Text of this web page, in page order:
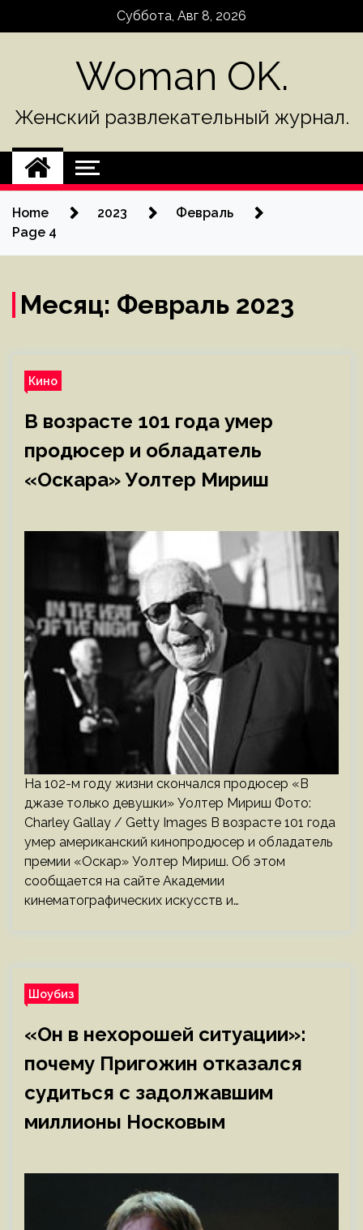
Суббота, Авг 8, 2026
Woman OK.
Женский развлекательный журнал.
Home 2023
Февраль
Page 4
Месяц: Февраль 2023
Кино
В возрасте 101 года умер
продюсер и обладатель
«Оскара» Уолтер Мириш
На 102-м году жизни скончался продюсер «В
джазе только девушки» Уолтер Мириш Фото:
Charley Gallay / Getty Images В возрасте 101 года
умер американский кинопродюсер и обладатель
премии «Оскар» Уолтер Мириш. Об этом
сообщается на сайте Академии
кинематографических искусств и…
Шоубиз
«Он в нехорошей ситуации»:
почему Пригожин отказался
судиться с задолжавшим
миллионы Носковым